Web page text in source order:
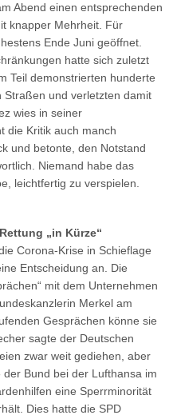
Abend einen entsprechenden
knapper Mehrheit. Für
Ende Juni geöffnet.
hatte sich zuletzt
Teil demonstrierten hunderte
und verletzten damit
wies in seiner
die Kritik auch manch
und betonte, den Notstand
Niemand habe das
leichtfertig zu verspielen.
„in Kürze“
Corona-Krise in Schieflage
Entscheidung an. Die
mit dem Unternehmen
Merkel am
Gesprächen könne sie
sagte der Deutschen
zwar weit gediehen, aber
Bund bei der Lufthansa im
eine Sperrminorität
Dies hatte die SPD